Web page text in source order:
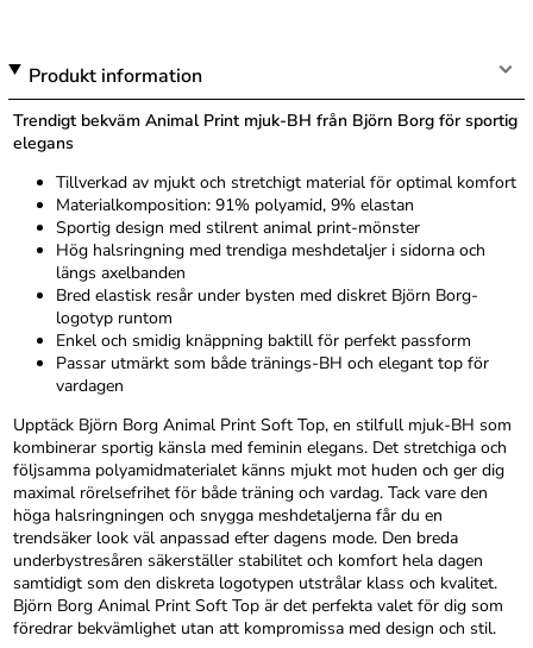
Produkt information
Trendigt bekväm Animal Print mjuk-BH från Björn Borg för sportig
elegans
Tillverkad av mjukt och stretchigt material för optimal komfort
Materialkomposition: 91% polyamid, 9% elastan
Sportig design med stilrent animal print-mönster
Hög halsringning med trendiga meshdetaljer i sidorna och
längs axelbanden
Bred elastisk resår under bysten med diskret Björn Borg-
logotyp runtom
Enkel och smidig knäppning baktill för perfekt passform
Passar utmärkt som både tränings-BH och elegant top för
vardagen
Upptäck Björn Borg Animal Print Soft Top, en stilfull mjuk-BH som
kombinerar sportig känsla med feminin elegans. Det stretchiga och
följsamma polyamidmaterialet känns mjukt mot huden och ger dig
maximal rörelsefrihet för både träning och vardag. Tack vare den
höga halsringningen och snygga meshdetaljerna får du en
trendsäker look väl anpassad efter dagens mode. Den breda
underbystresåren säkerställer stabilitet och komfort hela dagen
samtidigt som den diskreta logotypen utstrålar klass och kvalitet.
Björn Borg Animal Print Soft Top är det perfekta valet för dig som
föredrar bekvämlighet utan att kompromissa med design och stil.